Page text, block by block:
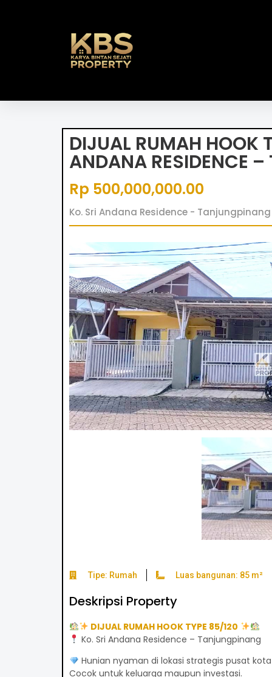
DIJUAL RUMAH HOOK
ANDANA RESIDENCE
Rp 500,000,000.00
Ko. Sri Andana Residence - Tanjungpinang
Tipe: Rumah Luas bangunan: 85 m²
Deskripsi Property
DIJUAL RUMAH HOOK TYPE 85/120
Ko. Sri Andana Residence – Tanjungpinang
Hunian nyaman di lokasi strategis pusat
Cocok untuk keluarga maupun investasi.